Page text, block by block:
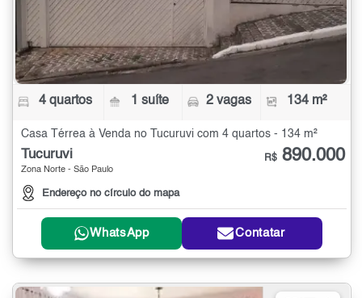
4 quartos 1 suíte 2 vagas 134 m²
Casa Térrea à Venda no Tucuruvi com 4 quartos - 134 m²
Tucuruvi
Zona Norte - São Paulo
Endereço no círculo do mapa
R$ 890.000
WhatsApp Contatar